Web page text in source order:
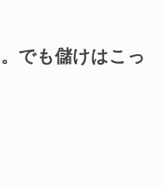
でも儲けはこっ